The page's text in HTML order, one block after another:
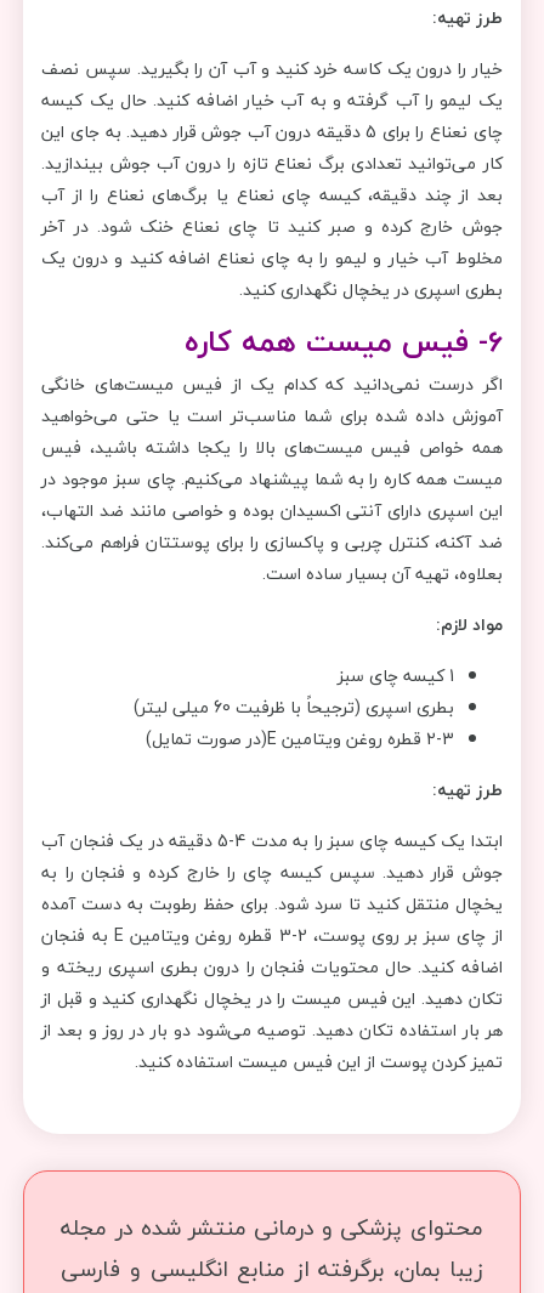
طرز تهیه:
خیار را درون یک کاسه خرد کنید و آب آن را بگیرید. سپس نصف
یک لیمو را آب گرفته و به آب خیار اضافه کنید. حال یک کیسه
چای نعناع را برای 5 دقیقه درون آب جوش قرار دهید. به جای این
کار می‌توانید تعدادی برگ نعناع تازه را درون آب جوش بیندازید.
بعد از چند دقیقه، کیسه چای نعناع یا برگ‌های نعناع را از آب
جوش خارج کرده و صبر کنید تا چای نعناع خنک شود. در آخر
مخلوط آب خیار و لیمو را به چای نعناع اضافه کنید و درون یک
بطری اسپری در یخچال نگهداری کنید.
6- فیس میست همه کاره
اگر درست نمی‌دانید که کدام یک از فیس میست‌های خانگی
آموزش داده شده برای شما مناسب‌تر است یا حتی می‌خواهید
همه خواص فیس میست‌های بالا را یکجا داشته باشید، فیس
میست همه کاره را به شما پیشنهاد می‌کنیم. چای سبز موجود در
این اسپری دارای آنتی اکسیدان بوده و خواصی مانند ضد التهاب،
ضد آکنه، کنترل چربی و پاکسازی را برای پوستتان فراهم می‌کند.
بعلاوه، تهیه آن بسیار ساده است.
مواد لازم:
1 کیسه چای سبز
بطری اسپری (ترجیحاً با ظرفیت 60 میلی لیتر)
2-3 قطره روغن ویتامین E(در صورت تمایل)
طرز تهیه:
ابتدا یک کیسه چای سبز را به مدت 4-5 دقیقه در یک فنجان آب
جوش قرار دهید. سپس کیسه چای را خارج کرده و فنجان را به
یخچال منتقل کنید تا سرد شود. برای حفظ رطوبت به دست آمده
از چای سبز بر روی پوست، 2-3 قطره روغن ویتامین E به فنجان
اضافه کنید. حال محتویات فنجان را درون بطری اسپری ریخته و
تکان دهید. این فیس میست را در یخچال نگهداری کنید و قبل از
هر بار استفاده تکان دهید. توصیه می‌شود دو بار در روز و بعد از
تمیز کردن پوست از این فیس میست استفاده کنید.
محتوای پزشکی و درمانی منتشر شده در مجله
زیبا بمان، برگرفته از منابع انگلیسی و فارسی